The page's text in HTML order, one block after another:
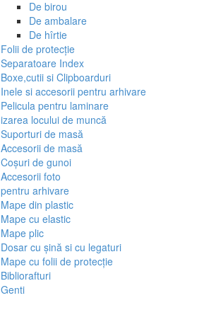
De birou
De ambalare
De hîrtie
Folii de protecție
Separatoare Index
Boxe,cutii si Clipboarduri
Inele si accesorii pentru arhivare
Pelicula pentru laminare
locului de muncă
Suporturi de masă
Accesorii de masă
Coșuri de gunoi
Accesorii foto
arhivare
Mape din plastic
Mape cu elastic
Mape plic
Dosar cu șină si cu legaturi
Mape cu folii de protecție
Bibliorafturi
Genti